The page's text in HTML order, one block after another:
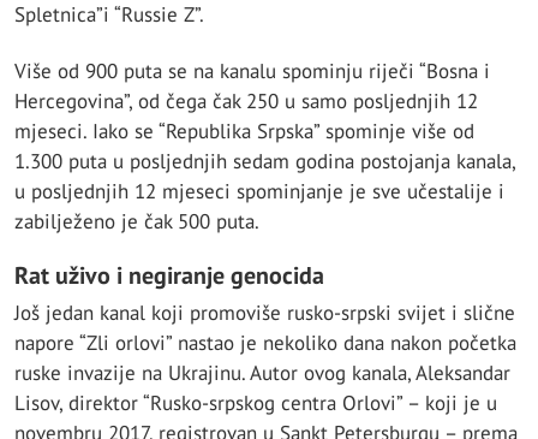
Spletnica”i “Russie Z”.
Više od 900 puta se na kanalu spominju riječi “Bosna i
Hercegovina”, od čega čak 250 u samo posljednjih 12
mjeseci. Iako se “Republika Srpska” spominje više od
1.300 puta u posljednjih sedam godina postojanja kanala,
u posljednjih 12 mjeseci spominjanje je sve učestalije i
zabilježeno je čak 500 puta.
Rat uživo i negiranje genocida
Još jedan kanal koji promoviše rusko-srpski svijet i slične
napore “Zli orlovi” nastao je nekoliko dana nakon početka
ruske invazije na Ukrajinu. Autor ovog kanala, Aleksandar
Lisov, direktor “Rusko-srpskog centra Orlovi” – koji je u
novembru 2017. registrovan u Sankt Petersburgu – prema